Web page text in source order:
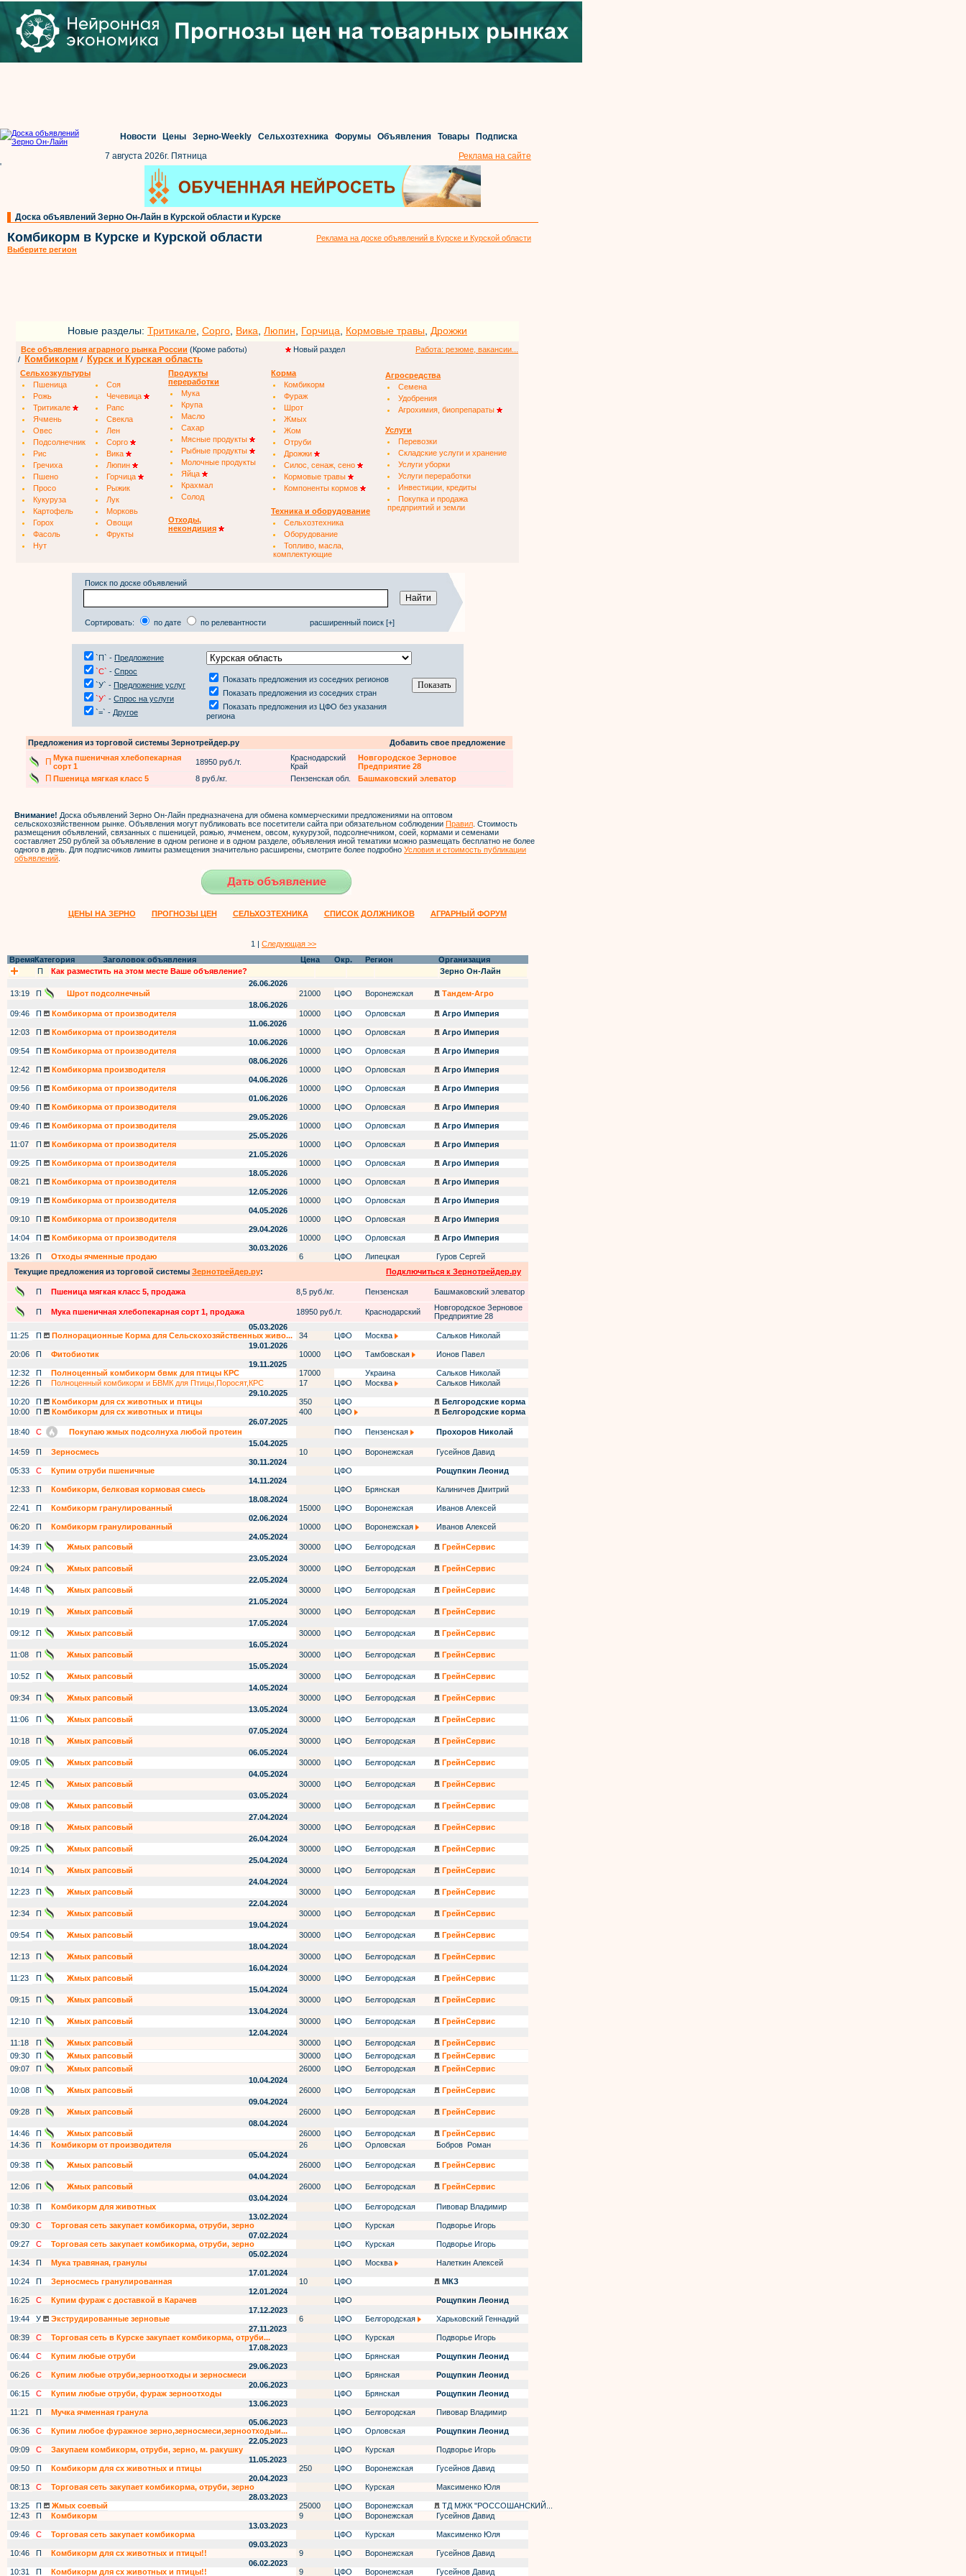
Новости Цены Зерно-Weekly Сельхозтехника Форумы Объявления Товары
Подписка
7 августа 2026г. Пятница
Реклама на сайте
'
Доска объявлений Зерно Он-Лайн в Курской области и Курске
Комбикорм в Курске и Курской области
Выберите регион
Реклама на доске объявлений в Курске и Курской области
Новые разделы: Тритикале Сорго Вика Люпин Горчица Кормовые травы Дрожжи
Все объявления аграрного рынка России (Кроме работы) Новый раздел
Работа: резюме, вакансии...
/
Комбикорм / Курск и Курская область
Сельхозкультуры
Пшеница
Соя
Рожь
Чечевица
Тритикале
Рапс
Ячмень
Свекла
Овес
Лен
Подсолнечник
Сорго
Рис
Вика
Гречиха
Люпин
Пшено
Горчица
Просо
Рыжик
Кукуруза
Лук
Картофель
Морковь
Горох
Овощи
Фасоль
Фрукты
Нут
Продукты
переработки
Мука
Крупа
Масло
Сахар
Мясные продукты
Рыбные продукты
Молочные продукты
Яйца
Крахмал
Солод
Отходы,
некондиция
Корма
Комбикорм
Фураж
Шрот
Жмых
Жом
Отруби
Дрожжи
Силос, сенаж, сено
Кормовые травы
Компоненты кормов
Техника и оборудование
Сельхозтехника
Оборудование
Топливо, масла,
комплектующие
Агросредства
Семена
Удобрения
Агрохимия, биопрепараты
Услуги
Перевозки
Складские услуги и хранение
Услуги уборки
Услуги переработки
Инвестиции, кредиты
Покупка и продажа
предприятий и земли
Поиск по доске объявлений
Сортировать: по дате по релевантности расширенный поиск [+]
`П` - Предложение
`С` - Спрос
`У` - Предложение услуг
`У` - Спрос на услуги
`=` - Другое
Показать предложения из соседних регионов
Показать предложения из соседних стран
Показать предложения из ЦФО без указания
региона
Предложения из торговой системы Зернотрейдер.ру Добавить свое предложение
П Мука пшеничная хлебопекарная
сорт 1
18950 руб./т.
Краснодарский
Край
Новгородское Зерновое
Предприятие 28
П Пшеница мягкая класс 5 8 руб./кг. Пензенская обл. Башмаковский элеватор
Внимание! Доска объявлений Зерно Он-Лайн предназначена для обмена коммерческими предложениями на оптовом
сельскохозяйственном рынке. Объявления могут публиковать все посетители сайта при обязательном соблюдении Правил . Стоимость
размещения объявлений, связанных с пшеницей, рожью, ячменем, овсом, кукурузой, подсолнечником, соей, кормами и семенами
составляет 250 рублей за объявление в одном регионе и в одном разделе, объявления иной тематики можно размещать бесплатно не более
одного в день. Для подписчиков лимиты размещения значительно расширены, смотрите более подробно Условия и стоимость публикации
объявлений
ЦЕНЫ НА ЗЕРНО ПРОГНОЗЫ ЦЕН СЕЛЬХОЗТЕХНИКА СПИСОК ДОЛЖНИКОВ АГРАРНЫЙ ФОРУМ
1 | Следующая >>
ВремяКатегория Заголовок объявления Цена Окр. Регион
Организация
П
Как разместить на этом месте Ваше объявление?
Зерно Он-Лайн
26.06.2026
13:19
П Шрот подсолнечный 21000 ЦФО Воронежская
Тандем-Агро
18.06.2026
09:46
П Комбикорма от производителя 10000 ЦФО Орловская
Агро Империя
11.06.2026
12:03
П Комбикорма от производителя 10000 ЦФО Орловская
Агро Империя
10.06.2026
09:54
П Комбикорма от производителя 10000 ЦФО Орловская
Агро Империя
08.06.2026
12:42
П Комбикорма производителя 10000 ЦФО Орловская
Агро Империя
04.06.2026
09:56
П Комбикорма от производителя 10000 ЦФО Орловская
Агро Империя
01.06.2026
09:40
П Комбикорма от производителя 10000 ЦФО Орловская
Агро Империя
29.05.2026
09:46
П Комбикорма от производителя 10000 ЦФО Орловская
Агро Империя
25.05.2026
11:07
П Комбикорма от производителя 10000 ЦФО Орловская
Агро Империя
21.05.2026
09:25
П Комбикорма от производителя 10000 ЦФО Орловская
Агро Империя
18.05.2026
08:21
П Комбикорма от производителя 10000 ЦФО Орловская
Агро Империя
12.05.2026
09:19
П Комбикорма от производителя 10000 ЦФО Орловская
Агро Империя
04.05.2026
09:10
П Комбикорма от производителя 10000 ЦФО Орловская
Агро Империя
29.04.2026
14:04
П Комбикорма от производителя 10000 ЦФО Орловская
Агро Империя
30.03.2026
13:26
П Отходы ячменные продаю 6 ЦФО Липецкая
Гуров Сергей
Текущие предложения из торговой системы Зернотрейдер.ру: Подключиться к Зернотрейдер.ру
П Пшеница мягкая класс 5, продажа 8,5 руб./кг. Пензенская Башмаковский элеватор
П Мука пшеничная хлебопекарная сорт 1, продажа 18950 руб./т. Краснодарский
Новгородское Зерновое
Предприятие 28
05.03.2026
11:25
П Полнорационные Корма для Сельскохозяйственных живо... 34 ЦФО Москва
Сальков Николай
19.01.2026
20:06
П Фитобиотик 10000 ЦФО Тамбовская
Ионов Павел
19.11.2025
12:32
П Полноценный комбикорм бвмк для птицы КРС 17000 Украина
Сальков Николай
12:26
П Полноценный комбикорм и БВМК для Птицы,Поросят,КРС 17 ЦФО Москва
Сальков Николай
29.10.2025
10:20
П Комбикорм для сх животных и птицы 350 ЦФО
Белгородские корма
10:00
П Комбикорм для сх животных и птицы 400 ЦФО
Белгородские корма
26.07.2025
18:40
С Покупаю жмых подсолнуха любой протеин ПФО Пензенская
Прохоров Николай
15.04.2025
14:59
П Зерносмесь 10 ЦФО Воронежская
Гусейнов Давид
30.11.2024
05:33
С Купим отруби пшеничные ЦФО
Рощупкин Леонид
14.11.2024
12:33
П Комбикорм, белковая кормовая смесь ЦФО Брянская
Калиничев Дмитрий
18.08.2024
22:41
П Комбикорм гранулированный 15000 ЦФО Воронежская
Иванов Алексей
02.06.2024
06:20
П Комбикорм гранулированный 10000 ЦФО Воронежская
Иванов Алексей
24.05.2024
14:39
П Жмых рапсовый 30000 ЦФО Белгородская
ГрейнСервис
23.05.2024
09:24
П Жмых рапсовый 30000 ЦФО Белгородская
ГрейнСервис
22.05.2024
14:48
П Жмых рапсовый 30000 ЦФО Белгородская
ГрейнСервис
21.05.2024
10:19
П Жмых рапсовый 30000 ЦФО Белгородская
ГрейнСервис
17.05.2024
09:12
П Жмых рапсовый 30000 ЦФО Белгородская
ГрейнСервис
16.05.2024
11:08
П Жмых рапсовый 30000 ЦФО Белгородская
ГрейнСервис
15.05.2024
10:52
П Жмых рапсовый 30000 ЦФО Белгородская
ГрейнСервис
14.05.2024
09:34
П Жмых рапсовый 30000 ЦФО Белгородская
ГрейнСервис
13.05.2024
11:06
П Жмых рапсовый 30000 ЦФО Белгородская
ГрейнСервис
07.05.2024
10:18
П Жмых рапсовый 30000 ЦФО Белгородская
ГрейнСервис
06.05.2024
09:05
П Жмых рапсовый 30000 ЦФО Белгородская
ГрейнСервис
04.05.2024
12:45
П Жмых рапсовый 30000 ЦФО Белгородская
ГрейнСервис
03.05.2024
09:08
П Жмых рапсовый 30000 ЦФО Белгородская
ГрейнСервис
27.04.2024
09:18
П Жмых рапсовый 30000 ЦФО Белгородская
ГрейнСервис
26.04.2024
09:25
П Жмых рапсовый 30000 ЦФО Белгородская
ГрейнСервис
25.04.2024
10:14
П Жмых рапсовый 30000 ЦФО Белгородская
ГрейнСервис
24.04.2024
12:23
П Жмых рапсовый 30000 ЦФО Белгородская
ГрейнСервис
22.04.2024
12:34
П Жмых рапсовый 30000 ЦФО Белгородская
ГрейнСервис
19.04.2024
09:54
П Жмых рапсовый 30000 ЦФО Белгородская
ГрейнСервис
18.04.2024
12:13
П Жмых рапсовый 30000 ЦФО Белгородская
ГрейнСервис
16.04.2024
11:23
П Жмых рапсовый 30000 ЦФО Белгородская
ГрейнСервис
15.04.2024
09:15
П Жмых рапсовый 30000 ЦФО Белгородская
ГрейнСервис
13.04.2024
12:10
П Жмых рапсовый 30000 ЦФО Белгородская
ГрейнСервис
12.04.2024
11:18
П Жмых рапсовый 30000 ЦФО Белгородская
ГрейнСервис
09:30
П Жмых рапсовый 30000 ЦФО Белгородская
ГрейнСервис
09:07
П Жмых рапсовый 26000 ЦФО Белгородская
ГрейнСервис
10.04.2024
10:08
П Жмых рапсовый 26000 ЦФО Белгородская
ГрейнСервис
09.04.2024
09:28
П Жмых рапсовый 26000 ЦФО Белгородская
ГрейнСервис
08.04.2024
14:46
П Жмых рапсовый 26000 ЦФО Белгородская
ГрейнСервис
14:36
П Комбикорм от производителя 26 ЦФО Орловская
Бобров Роман
05.04.2024
09:38
П Жмых рапсовый 26000 ЦФО Белгородская
ГрейнСервис
04.04.2024
12:06
П Жмых рапсовый 26000 ЦФО Белгородская
ГрейнСервис
03.04.2024
10:38
П Комбикорм для животных ЦФО Белгородская
Пивовар Владимир
13.02.2024
09:30
С Торговая сеть закупает комбикорма, отруби, зерно ЦФО Курская
Подворье Игорь
07.02.2024
09:27
С Торговая сеть закупает комбикорма, отруби, зерно ЦФО Курская
Подворье Игорь
05.02.2024
14:34
П Мука травяная, гранулы ЦФО Москва
Налеткин Алексей
17.01.2024
10:24
П Зерносмесь гранулированная 10 ЦФО
МКЗ
12.01.2024
16:25
С Купим фураж с доставкой в Карачев ЦФО
Рощупкин Леонид
17.12.2023
19:44
У Экструдированные зерновые 6 ЦФО Белгородская
Харьковский Геннадий
27.11.2023
08:39
С Торговая сеть в Курске закупает комбикорма, отруби... ЦФО Курская
Подворье Игорь
17.08.2023
06:44
С Купим любые отруби ЦФО Брянская
Рощупкин Леонид
29.06.2023
06:26
С Купим любые отруби,зерноотходы и зерносмеси ЦФО Брянская
Рощупкин Леонид
20.06.2023
06:15
С Купим любые отруби, фураж зерноотходы ЦФО Брянская
Рощупкин Леонид
13.06.2023
11:21
П Мучка ячменная гранула ЦФО Белгородская
Пивовар Владимир
05.06.2023
06:36
С Купим любое фуражное зерно,зерносмеси,зерноотходыи... ЦФО Орловская
Рощупкин Леонид
22.05.2023
09:09
С Закупаем комбикорм, отруби, зерно, м. ракушку ЦФО Курская
Подворье Игорь
11.05.2023
09:50
П Комбикорм для сх животных и птицы 250 ЦФО Воронежская
Гусейнов Давид
20.04.2023
08:13
С Торговая сеть закупает комбикорма, отруби, зерно ЦФО Курская
Максименко Юля
28.03.2023
13:25
П Жмых соевый 25000 ЦФО Воронежская
ТД МЖК "РОССОШАНСКИЙ...
12:43
П Комбикорм 9 ЦФО Воронежская
Гусейнов Давид
13.03.2023
09:46
С Торговая сеть закупает комбикорма ЦФО Курская
Максименко Юля
09.03.2023
10:46
П Комбикорм для сх животных и птицы!! 9 ЦФО Воронежская
Гусейнов Давид
06.02.2023
10:31
П Комбикорм для сх животных и птицы!! 9 ЦФО Воронежская Гусейнов Давид